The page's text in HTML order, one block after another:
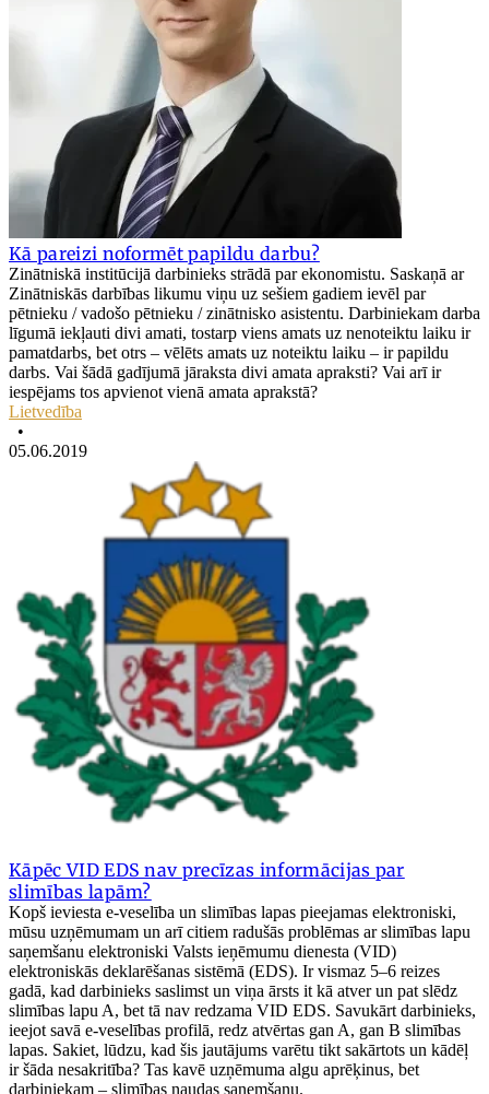
Kā pareizi noformēt papildu darbu?
Zinātniskā institūcijā darbinieks strādā par ekonomistu. Saskaņā ar
Zinātniskās darbības likumu viņu uz sešiem gadiem ievēl par
pētnieku / vadošo pētnieku / zinātnisko asistentu. Darbiniekam darba
līgumā iekļauti divi amati, tostarp viens amats uz nenoteiktu laiku ir
pamatdarbs, bet otrs – vēlēts amats uz noteiktu laiku – ir papildu
darbs. Vai šādā gadījumā jāraksta divi amata apraksti? Vai arī ir
iespējams tos apvienot vienā amata aprakstā?
Lietvedība
•
05.06.2019
Kāpēc VID EDS nav precīzas informācijas par
slimības lapām?
Kopš ieviesta e-veselība un slimības lapas pieejamas elektroniski,
mūsu uzņēmumam un arī citiem radušās problēmas ar slimības lapu
saņemšanu elektroniski Valsts ieņēmumu dienesta (VID)
elektroniskās deklarēšanas sistēmā (EDS). Ir vismaz 5–6 reizes
gadā, kad darbinieks saslimst un viņa ārsts it kā atver un pat slēdz
slimības lapu A, bet tā nav redzama VID EDS. Savukārt darbinieks,
ieejot savā e-veselības profilā, redz atvērtas gan A, gan B slimības
lapas. Sakiet, lūdzu, kad šis jautājums varētu tikt sakārtots un kādēļ
ir šāda nesakritība? Tas kavē uzņēmuma algu aprēķinus, bet
darbiniekam – slimības naudas saņemšanu.